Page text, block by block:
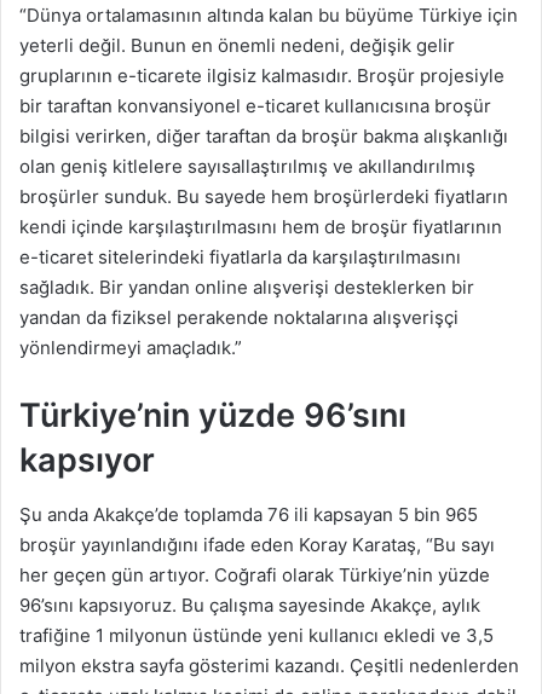
“Dünya ortalamasının altında kalan bu büyüme Türkiye için
yeterli değil. Bunun en önemli nedeni, değişik gelir
gruplarının e-ticarete ilgisiz kalmasıdır. Broşür projesiyle
bir taraftan konvansiyonel e-ticaret kullanıcısına broşür
bilgisi verirken, diğer taraftan da broşür bakma alışkanlığı
olan geniş kitlelere sayısallaştırılmış ve akıllandırılmış
broşürler sunduk. Bu sayede hem broşürlerdeki fiyatların
kendi içinde karşılaştırılmasını hem de broşür fiyatlarının
e-ticaret sitelerindeki fiyatlarla da karşılaştırılmasını
sağladık. Bir yandan online alışverişi desteklerken bir
yandan da fiziksel perakende noktalarına alışverişçi
yönlendirmeyi amaçladık.”
Türkiye’nin yüzde 96’sını
kapsıyor
Şu anda Akakçe’de toplamda 76 ili kapsayan 5 bin 965
broşür yayınlandığını ifade eden Koray Karataş, “Bu sayı
her geçen gün artıyor. Coğrafi olarak Türkiye’nin yüzde
96’sını kapsıyoruz. Bu çalışma sayesinde Akakçe, aylık
trafiğine 1 milyonun üstünde yeni kullanıcı ekledi ve 3,5
milyon ekstra sayfa gösterimi kazandı. Çeşitli nedenlerden